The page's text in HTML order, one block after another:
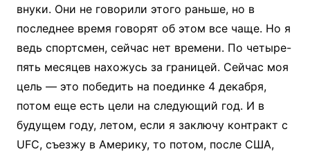
внуки. Они не говорили этого раньше, но в
последнее время говорят об этом все чаще. Но я
ведь спортсмен, сейчас нет времени. По четыре-
пять месяцев нахожусь за границей. Сейчас моя
цель — это победить на поединке 4 декабря,
потом еще есть цели на следующий год. И в
будущем году, летом, если я заключу контракт с
UFC, съезжу в Америку, то потом, после США,